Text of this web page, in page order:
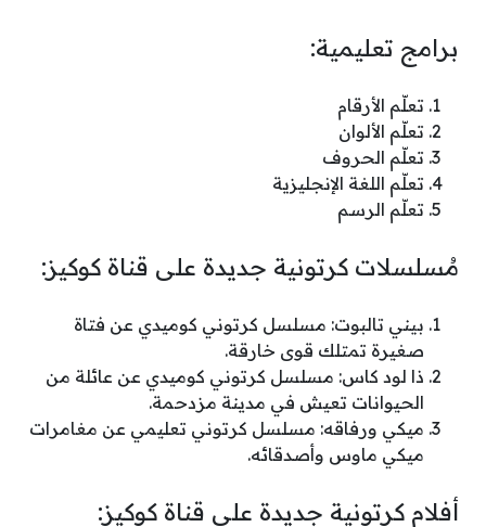
برامج تعليمية:
تعلّم الأرقام
تعلّم الألوان
تعلّم الحروف
تعلّم اللغة الإنجليزية
تعلّم الرسم
مُسلسلات كرتونية جديدة على قناة كوكيز:
بيني تالبوت: مسلسل كرتوني كوميدي عن فتاة
صغيرة تمتلك قوى خارقة.
ذا لود كاس: مسلسل كرتوني كوميدي عن عائلة من
الحيوانات تعيش في مدينة مزدحمة.
ميكي ورفاقه: مسلسل كرتوني تعليمي عن مغامرات
ميكي ماوس وأصدقائه.
أفلام كرتونية جديدة على قناة كوكيز: